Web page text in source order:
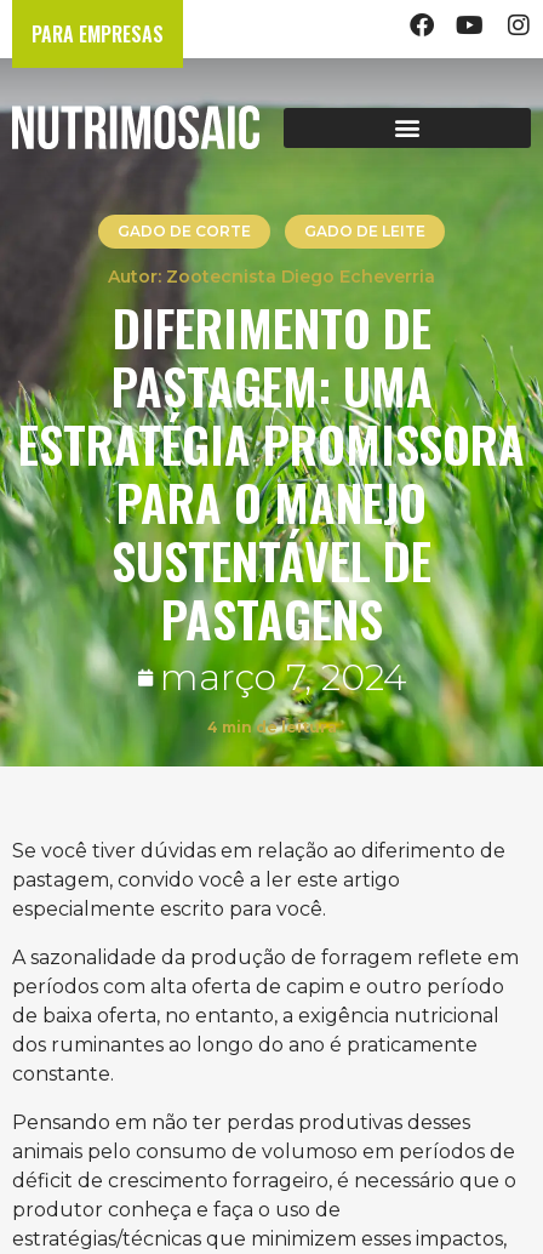
PARA EMPRESAS
GADO DE CORTE GADO DE LEITE
Zootecnista Diego Echeverria
DIFERIMENTO DE
PASTAGEM: UMA
ESTRATÉGIA PROMISSORA
PARA O MANEJO
SUSTENTÁVEL DE
PASTAGENS
março 7, 2024
4 min de leitura
Se você tiver dúvidas em relação ao diferimento de
pastagem, convido você a ler este artigo
especialmente escrito para você.
A sazonalidade da produção de forragem reflete em
períodos com alta oferta de capim e outro período
de baixa oferta, no entanto, a exigência nutricional
dos ruminantes ao longo do ano é praticamente
constante.
Pensando em não ter perdas produtivas desses
animais pelo consumo de volumoso em períodos de
déficit de crescimento forrageiro, é necessário que o
produtor conheça e faça o uso de
estratégias/técnicas que minimizem esses impactos,